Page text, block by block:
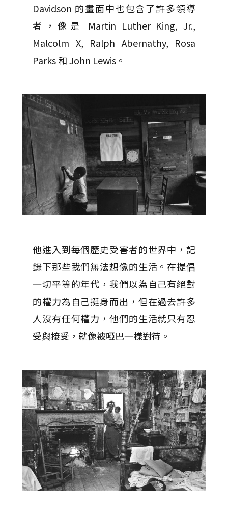
Davidson 的畫面中也包含了許多領導
者，像是 Martin Luther King, Jr.,
Malcolm X, Ralph Abernathy, Rosa
Parks 和 John Lewis。
他進入到每個歷史受害者的世界中，記
錄下那些我們無法想像的生活。在提倡
一切平等的年代，我們以為自己有絕對
的權力為自己挺身而出，但在過去許多
人沒有任何權力，他們的生活就只有忍
受與接受，就像被啞巴一樣對待。